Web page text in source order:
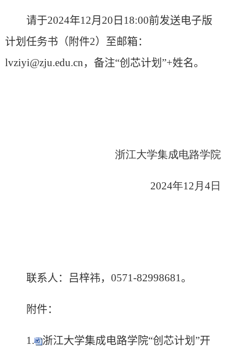
请于2024年12月 20 日 18:00前发送电子版
计划任务书（附件2）至邮箱：
lvziyi@zju.edu.cn，备注“创芯计划”+姓名。
浙江大学集成电路学院
2024年12月 4日
联系人：吕梓祎，0571-82998681。
附件：
1.
浙江大学集成电路学院“创芯计划”开